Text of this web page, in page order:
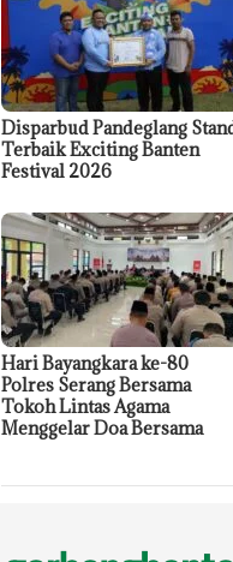
Disparbud Pandeglang
Terbaik Exciting Banten
Festival 2026
Hari Bayangkara ke-80
Polres Serang Bersama
Tokoh Lintas Agama
Menggelar Doa Bersama